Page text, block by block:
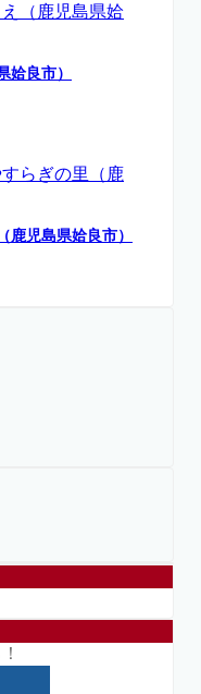
姶良市）
鹿児島県姶良市）